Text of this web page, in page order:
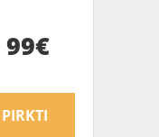
99€
PIRKTI